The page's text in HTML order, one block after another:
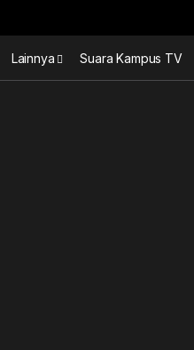
Lainnya Suara Kampus TV